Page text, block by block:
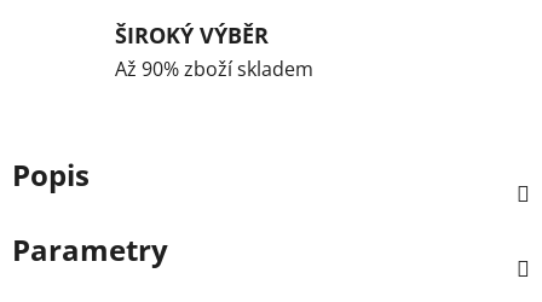
ŠIROKÝ VÝBĚR
Až 90% zboží skladem
Popis
Parametry